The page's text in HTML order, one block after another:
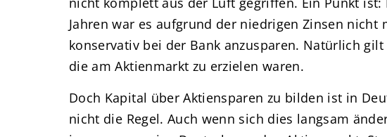
Jahren war es aufgrund der niedrigen Zinsen nicht
konservativ bei der Bank anzusparen. Natürlich
die am Aktienmarkt zu erzielen waren.
Doch Kapital über Aktiensparen zu bilden ist in
nicht die Regel. Auch wenn sich dies langsam